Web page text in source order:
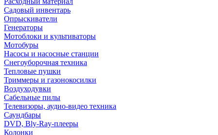
Садовый инвентарь
Опрыскиватели
Генераторы
Мотоблоки и культиваторы
Мотобуры
Насосы и насосные станции
Снегоуборочная техника
Тепловые пушки
Триммеры и газонокосилки
Воздуходувки
Сабельные пилы
Телевизоры, аудио-видео техника
Саундбары
DVD, Bly-Ray-плееры
Колонки